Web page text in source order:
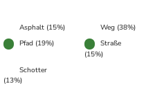
Asphalt (15%)
Weg (38%)
Pfad (19%)
Straße
(15%)
Schotter
(13%)